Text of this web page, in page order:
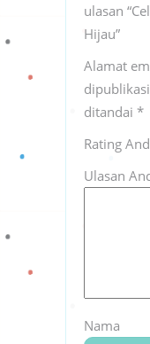
ulasan
Hijau”
Alamat
ditandai *
Rating
Ulasan
Nama